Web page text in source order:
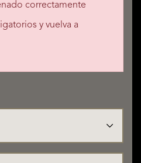
correctamente
y vuelva a